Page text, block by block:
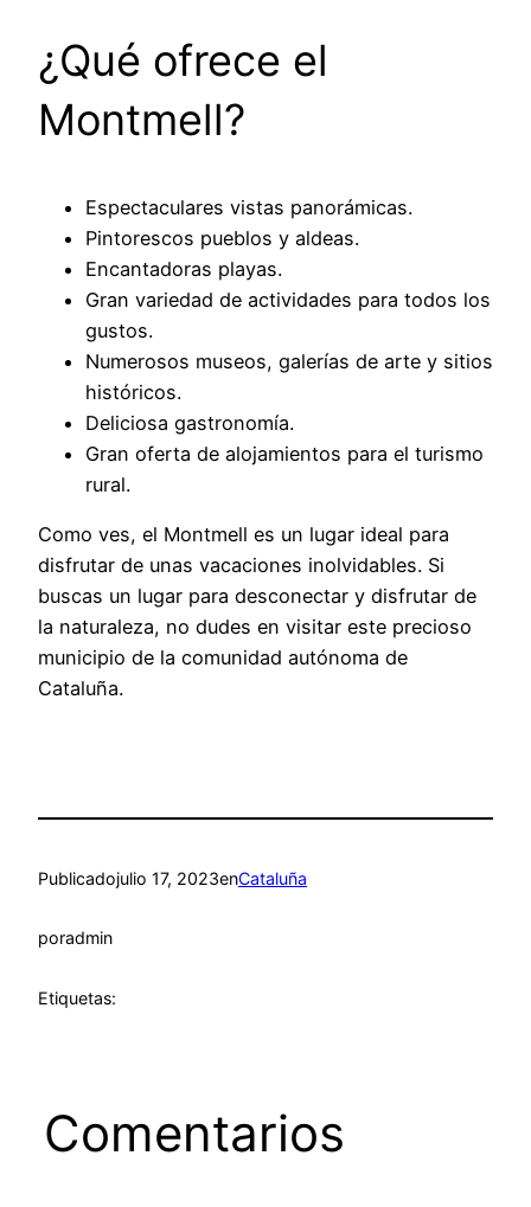
¿Qué ofrece el
Montmell?
Espectaculares vistas panorámicas.
Pintorescos pueblos y aldeas.
Encantadoras playas.
Gran variedad de actividades para todos los
gustos.
Numerosos museos, galerías de arte y sitios
históricos.
Deliciosa gastronomía.
Gran oferta de alojamientos para el turismo
rural.
Como ves, el Montmell es un lugar ideal para
disfrutar de unas vacaciones inolvidables. Si
buscas un lugar para desconectar y disfrutar de
la naturaleza, no dudes en visitar este precioso
municipio de la comunidad autónoma de
Cataluña.
Publicadojulio 17, 2023enCataluña
poradmin
Etiquetas:
Comentarios